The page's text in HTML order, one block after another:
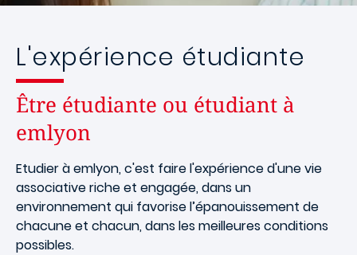
L'expérience étudiante
Être étudiante ou étudiant à
emlyon
Etudier à emlyon, c'est faire l'expérience d'une vie
associative riche et engagée, dans un
environnement qui favorise l’épanouissement de
chacune et chacun, dans les meilleures conditions
possibles.